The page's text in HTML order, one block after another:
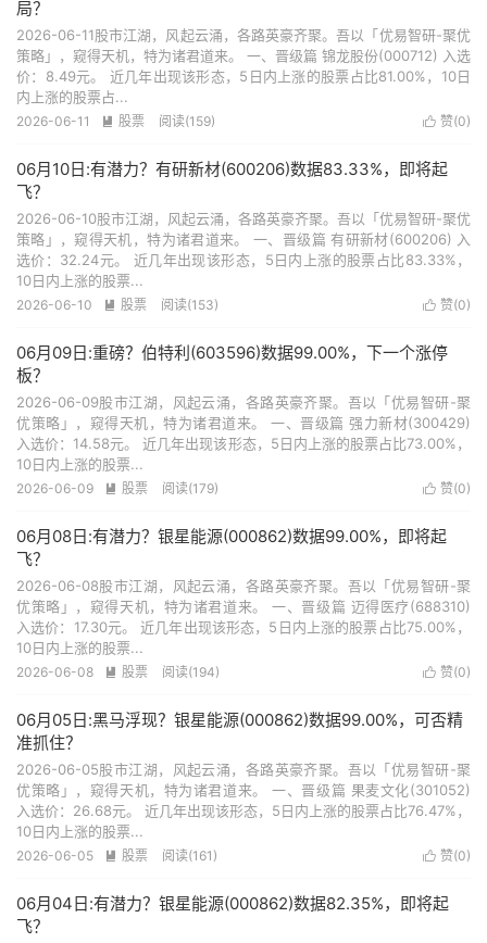
局？
2026-06-11股市江湖，风起云涌，各路英豪齐聚。吾以「优易智研-聚优
策略」，窥得天机，特为诸君道来。 一、晋级篇 锦龙股份(000712) 入选
价：8.49元。 近几年出现该形态，5日内上涨的股票占比81.00%，10日
内上涨的股票占...
 赞(0)
2026-06-11  股票 阅读(159)
06月10日:有潜力？有研新材(600206)数据83.33%，即将起
飞？
2026-06-10股市江湖，风起云涌，各路英豪齐聚。吾以「优易智研-聚优
策略」，窥得天机，特为诸君道来。 一、晋级篇 有研新材(600206) 入
选价：32.24元。 近几年出现该形态，5日内上涨的股票占比83.33%，
10日内上涨的股票...
 赞(0)
2026-06-10  股票 阅读(153)
06月09日:重磅？伯特利(603596)数据99.00%，下一个涨停
板？
2026-06-09股市江湖，风起云涌，各路英豪齐聚。吾以「优易智研-聚
优策略」，窥得天机，特为诸君道来。 一、晋级篇 强力新材(300429)
入选价：14.58元。 近几年出现该形态，5日内上涨的股票占比73.00%，
10日内上涨的股票...
 赞(0)
2026-06-09  股票 阅读(179)
06月08日:有潜力？银星能源(000862)数据99.00%，即将起
飞？
2026-06-08股市江湖，风起云涌，各路英豪齐聚。吾以「优易智研-聚
优策略」，窥得天机，特为诸君道来。 一、晋级篇 迈得医疗(688310)
入选价：17.30元。 近几年出现该形态，5日内上涨的股票占比75.00%，
10日内上涨的股票...
 赞(0)
2026-06-08  股票 阅读(194)
06月05日:黑马浮现？银星能源(000862)数据99.00%，可否精
准抓住？
2026-06-05股市江湖，风起云涌，各路英豪齐聚。吾以「优易智研-聚
优策略」，窥得天机，特为诸君道来。 一、晋级篇 果麦文化(301052)
入选价：26.68元。 近几年出现该形态，5日内上涨的股票占比76.47%，
10日内上涨的股票...
 赞(0)
2026-06-05  股票 阅读(161)
06月04日:有潜力？银星能源(000862)数据82.35%，即将起
飞？